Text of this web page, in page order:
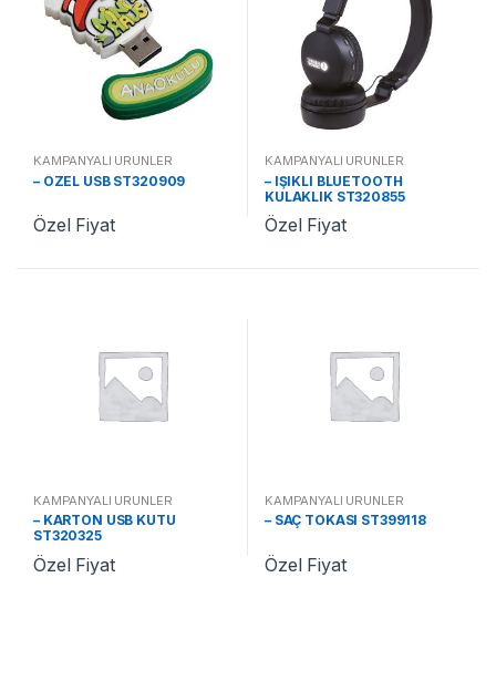
KAMPANYALI ÜRÜNLER
– ÖZEL USB ST320909
Özel Fiyat
KAMPANYALI ÜRÜNLER
– IŞIKLI BLUETOOTH
KULAKLIK ST320855
Özel Fiyat
KAMPANYALI ÜRÜNLER
– KARTON USB KUTU
ST320325
Özel Fiyat
KAMPANYALI ÜRÜNLER
– SAÇ TOKASI ST399118
Özel Fiyat